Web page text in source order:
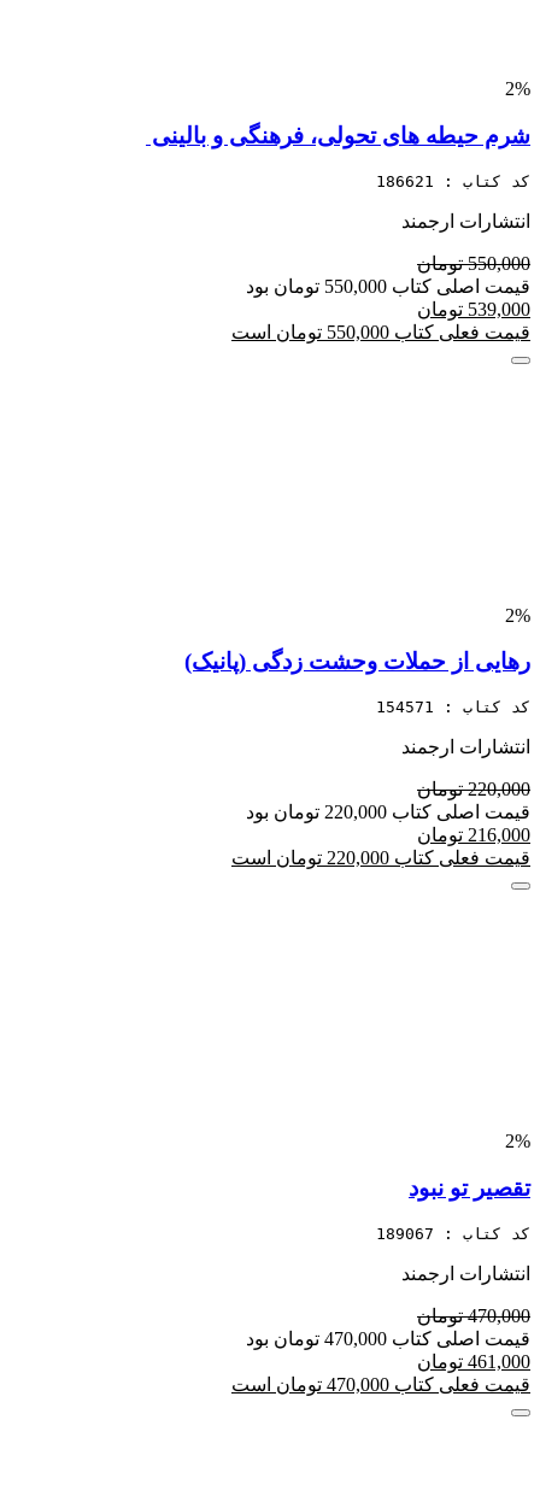
2%
شرم حیطه های تحولی،‎ ‎فرهنگی و بالینی ‏
کد کتاب : 186621
انتشارات ارجمند
550,000 تومان
قیمت اصلی کتاب 550,000 تومان بود
539,000 تومان
قیمت فعلی کتاب 550,000 تومان است
2%
رهایی از حملات وحشت زدگی (پانیک)
کد کتاب : 154571
انتشارات ارجمند
220,000 تومان
قیمت اصلی کتاب 220,000 تومان بود
216,000 تومان
قیمت فعلی کتاب 220,000 تومان است
2%
تقصیر تو نبود
کد کتاب : 189067
انتشارات ارجمند
470,000 تومان
قیمت اصلی کتاب 470,000 تومان بود
461,000 تومان
قیمت فعلی کتاب 470,000 تومان است